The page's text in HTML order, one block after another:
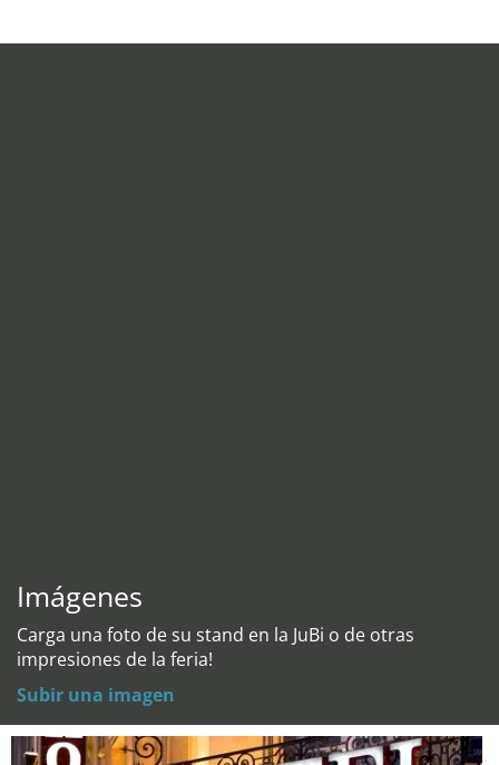
Imágenes
Carga una foto de su stand en la JuBi o de otras
impresiones de la feria!
Subir una imagen